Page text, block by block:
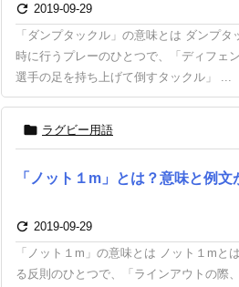
 2019-09-29
「ダンプタックル」の意味とは ダンプ
時に行うプレーのひとつで、「ディフェ
選手の足を持ち上げて倒すタックル」 ...
 ラグビー用語
「ノット１m」とは？意味と例文
 2019-09-29
「ノット１m」の意味とは ノット１mと
る反則のひとつで、「ラインアウトの際